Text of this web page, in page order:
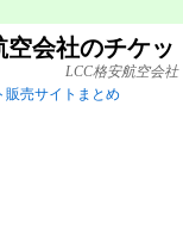
空会社のチケ
LCC格安航空会